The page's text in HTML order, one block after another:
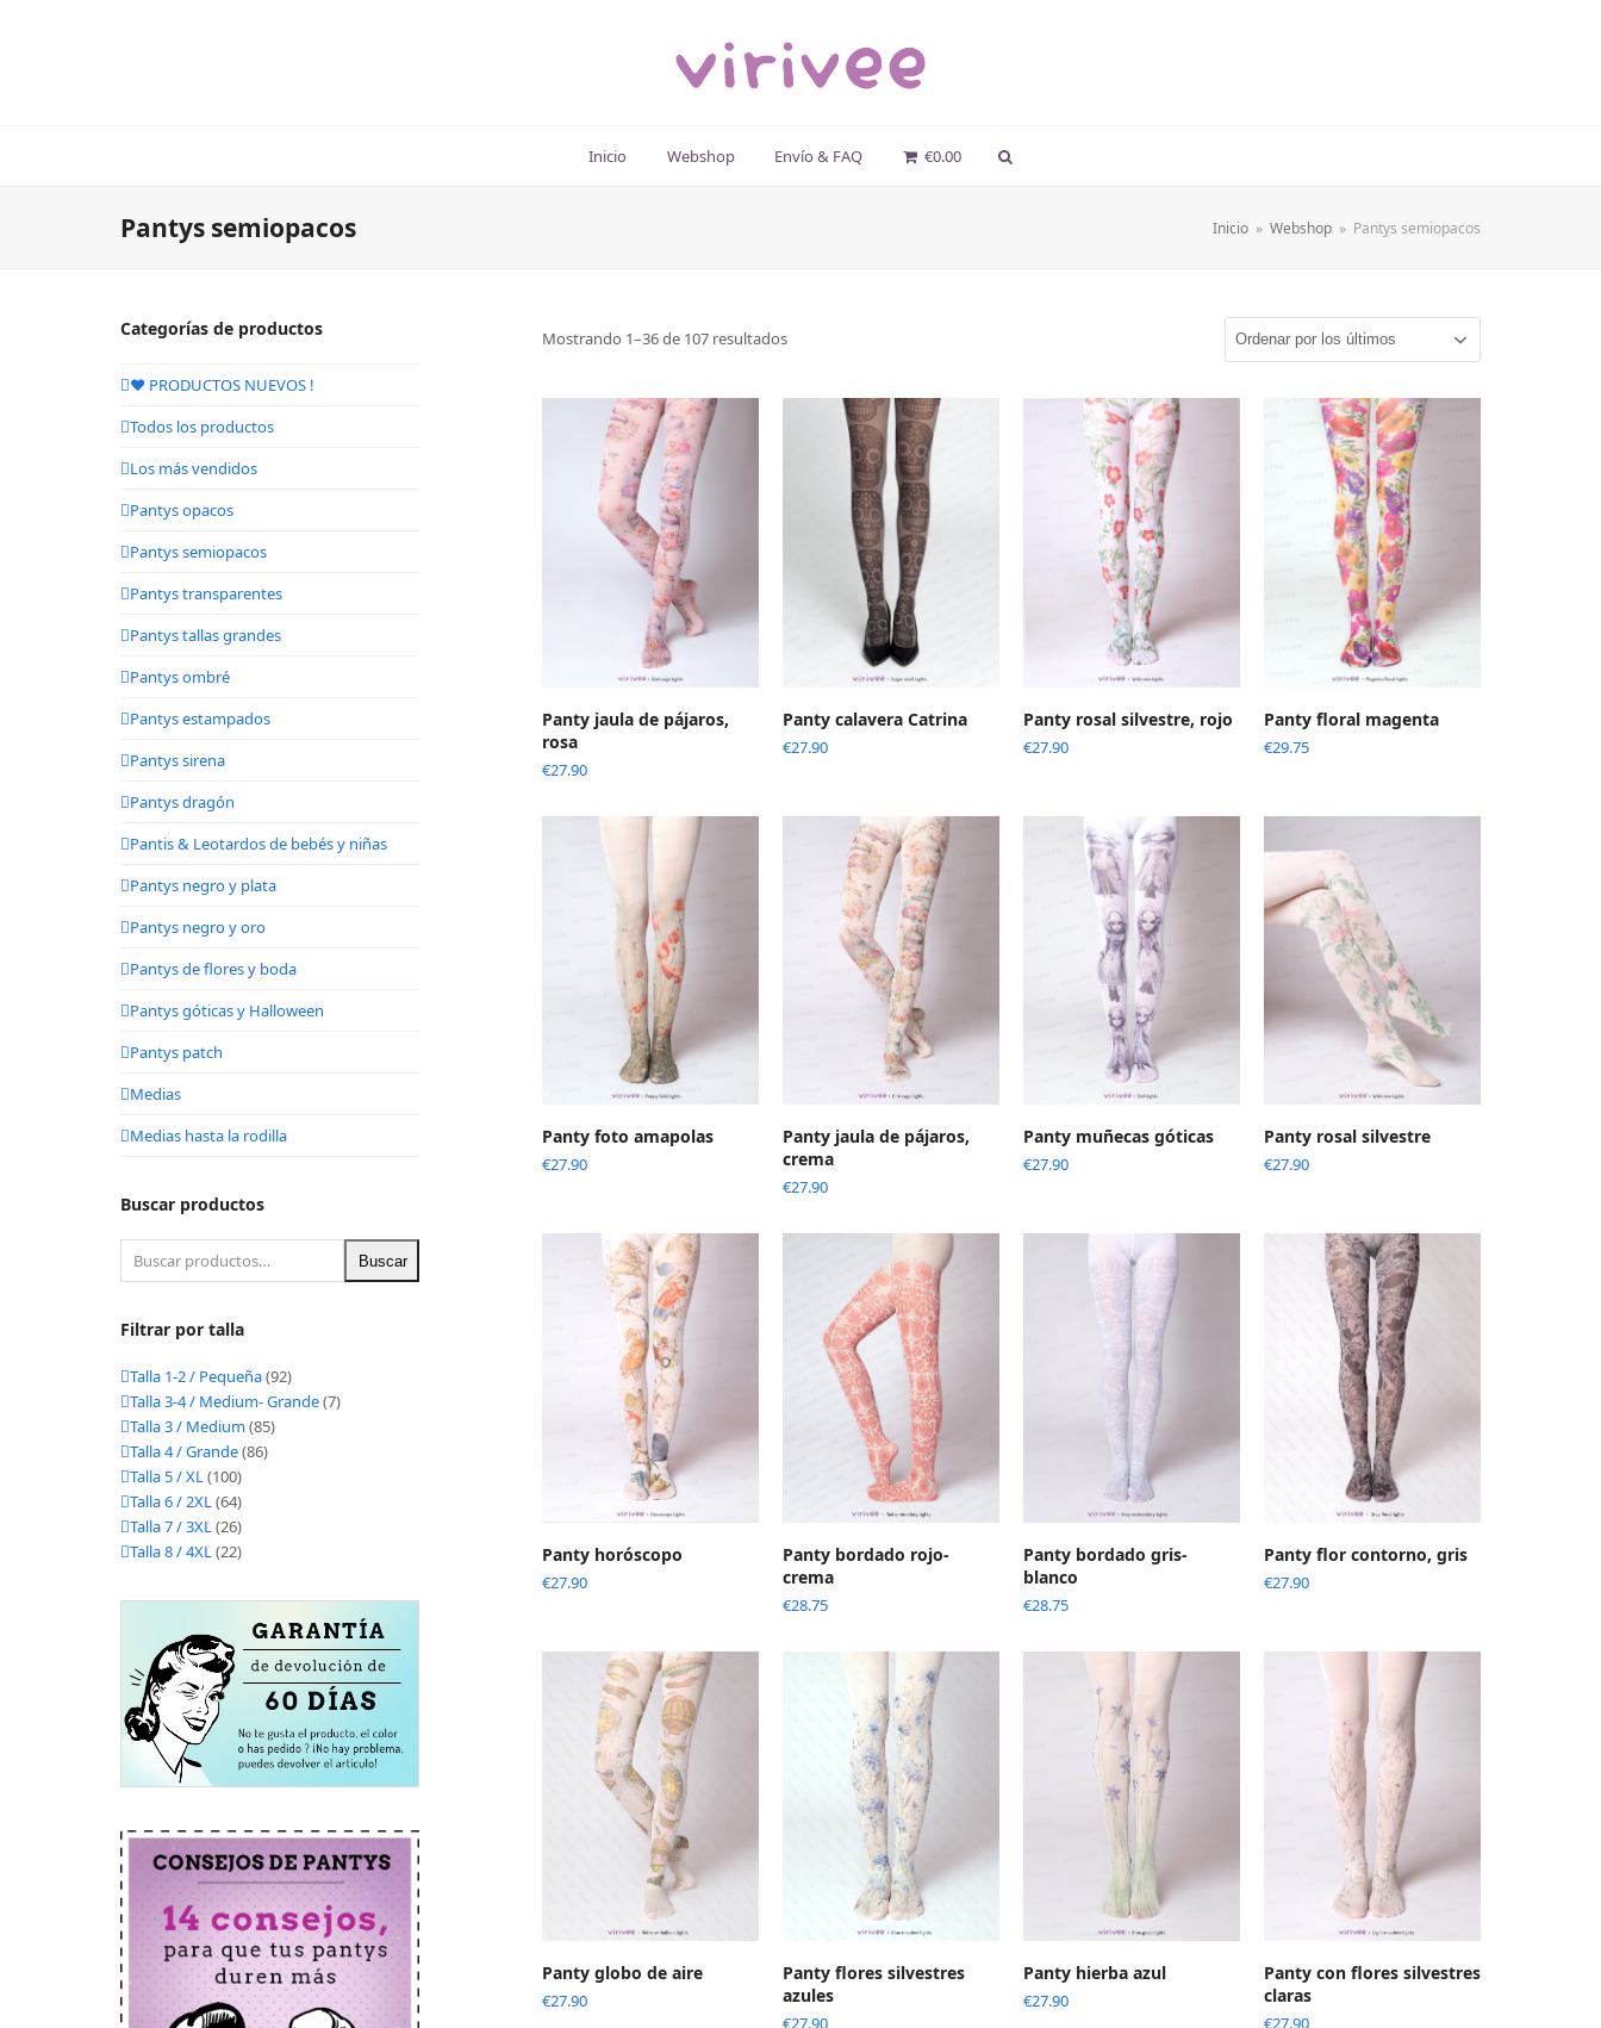
Inicio Webshop Envío & FAQ €0.00
Pantys semiopacos Inicio » Webshop » Pantys semiopacos
Mostrando 1–36 de 107 resultados
Panty jaula de pájaros,
rosa
€27.90
Panty calavera Catrina
€27.90
Panty rosal silvestre, rojo
€27.90
Panty floral magenta
€29.75
Panty foto amapolas
€27.90
Panty jaula de pájaros,
crema
€27.90
Panty muñecas góticas
€27.90
Panty rosal silvestre
€27.90
Panty horóscopo
€27.90
Panty bordado rojo-
crema
€28.75
Panty bordado gris-
blanco
€28.75
Panty flor contorno, gris
€27.90
Panty globo de aire
€27.90
Panty flores silvestres
azules
€27.90
Panty hierba azul
€27.90
Panty con flores silvestres
claras
€27.90
Categorías de productos
❤️ PRODUCTOS NUEVOS !
Todos los productos
Los más vendidos
Pantys opacos
Pantys semiopacos
Pantys transparentes
Pantys tallas grandes
Pantys ombré
Pantys estampados
Pantys sirena
Pantys dragón
Pantis & Leotardos de bebés y niñas
Pantys negro y plata
Pantys negro y oro
Pantys de flores y boda
Pantys góticas y Halloween
Pantys patch
Medias
Medias hasta la rodilla
Buscar productos
Buscar
Filtrar por talla
Talla 1-2 / Pequeña(92)
Talla 3-4 / Medium- Grande(7)
Talla 3 / Medium(85)
Talla 4 / Grande(86)
Talla 5 / XL(100)
Talla 6 / 2XL(64)
Talla 7 / 3XL(26)
Talla 8 / 4XL(22)